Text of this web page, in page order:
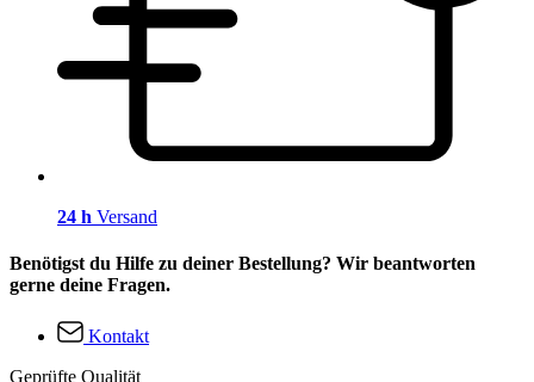
24 h Versand
Benötigst du Hilfe zu deiner Bestellung? Wir beantworten
gerne deine Fragen.
Kontakt
Geprüfte Qualität